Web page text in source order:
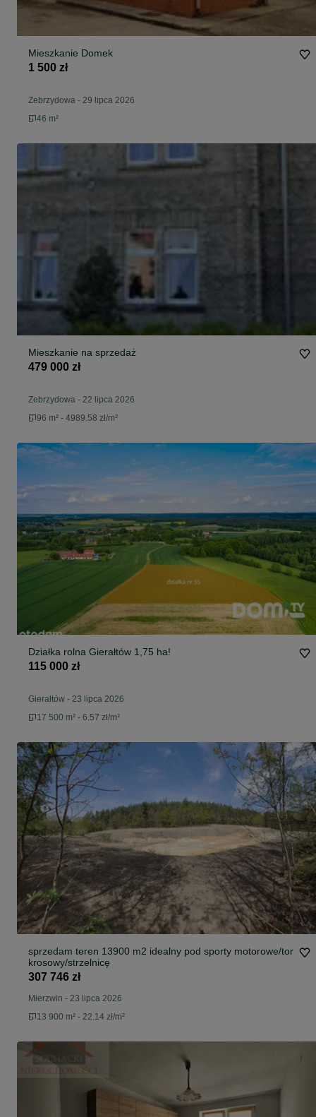
Mieszkanie Domek
1 500 zł
Zebrzydowa - 29 lipca 2026
46 m²
Mieszkanie na sprzedaż
479 000 zł
Zebrzydowa - 22 lipca 2026
96 m² - 4989.58 zł/m²
Działka rolna Gierałtów 1,75 ha!
115 000 zł
Gierałtów - 23 lipca 2026
17 500 m² - 6.57 zł/m²
sprzedam teren 13900 m2 idealny pod sporty motorowe/tor
krosowy/strzelnicę
307 746 zł
Mierzwin - 23 lipca 2026
13 900 m² - 22.14 zł/m²